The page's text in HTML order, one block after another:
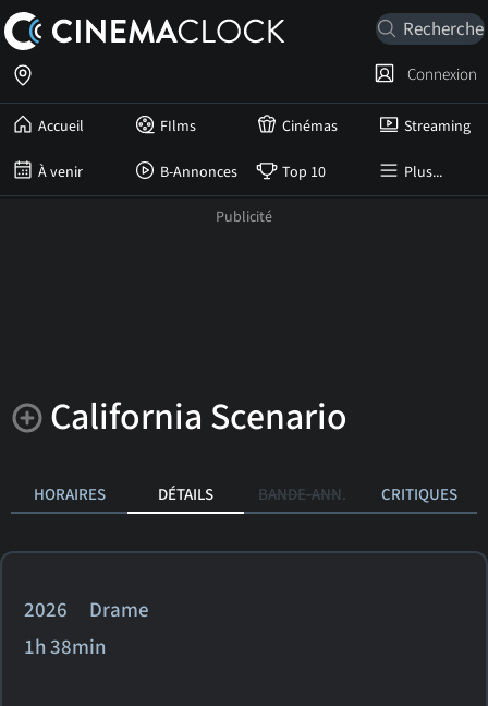
Accueil FIlms Cinémas Streaming
À venir B-Annonces Top 10 Plus...
Connexion
California Scenario
HORAIRES DÉTAILS BANDE-ANN. CRITIQUES
2026 Drame
1h 38min